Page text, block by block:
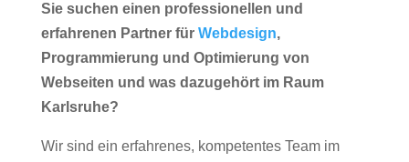
Sie suchen einen professionellen und
erfahrenen Partner für Webdesign,
Programmierung und Optimierung von
Webseiten und was dazugehört im Raum
Karlsruhe?
Wir sind ein erfahrenes, kompetentes Team im